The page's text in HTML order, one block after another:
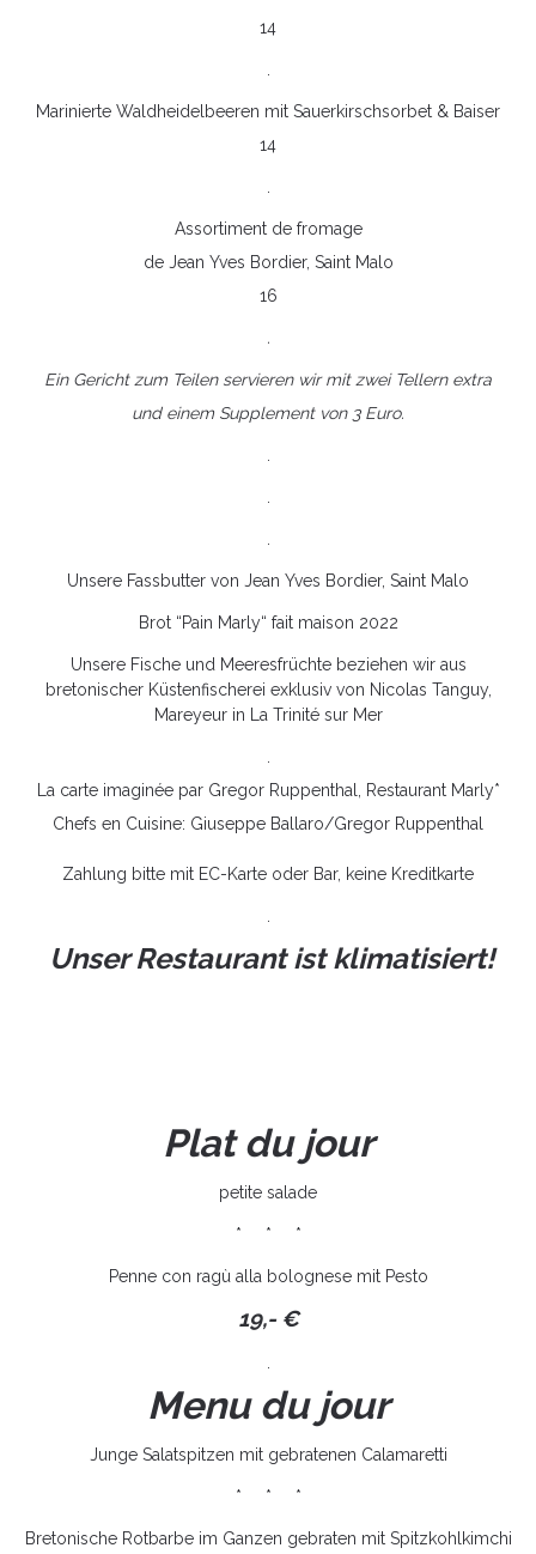
14
Marinierte Waldheidelbeeren mit Sauerkirschsorbet & Baiser
14
Assortiment de fromage
de Jean Yves Bordier, Saint Malo
16
.
Ein Gericht zum Teilen servieren wir mit zwei Tellern extra
und einem Supplement von 3 Euro.
Unsere Fassbutter von Jean Yves Bordier, Saint Malo
Brot “Pain Marly“ fait maison 2022
Unsere Fische und Meeresfrüchte beziehen wir aus
bretonischer Küstenfischerei exklusiv von Nicolas Tanguy,
Mareyeur in La Trinité sur Mer
La carte imaginée par Gregor Ruppenthal, Restaurant Marly*
Chefs en Cuisine: Giuseppe Ballaro/Gregor Ruppenthal
Zahlung bitte mit EC-Karte oder Bar, keine Kreditkarte
Unser Restaurant ist klimatisiert!
Plat du jour
petite salade
* * *
Penne con ragù alla bolognese mit Pesto
19,- €
Menu du jour
Junge Salatspitzen mit gebratenen Calamaretti
* * *
Bretonische Rotbarbe im Ganzen gebraten mit Spitzkohlkimchi